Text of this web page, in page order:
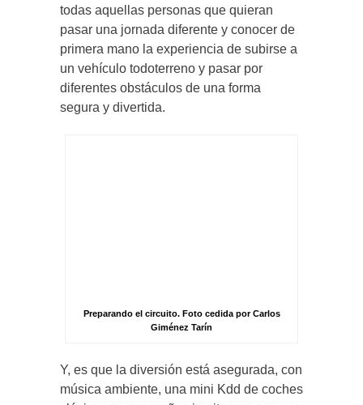
todas aquellas personas que quieran
pasar una jornada diferente y conocer de
primera mano la experiencia de subirse a
un vehículo todoterreno y pasar por
diferentes obstáculos de una forma
segura y divertida.
Preparando el circuito. Foto cedida por Carlos
Giménez Tarín
Y, es que la diversión está asegurada, con
música ambiente, una mini Kdd de coches